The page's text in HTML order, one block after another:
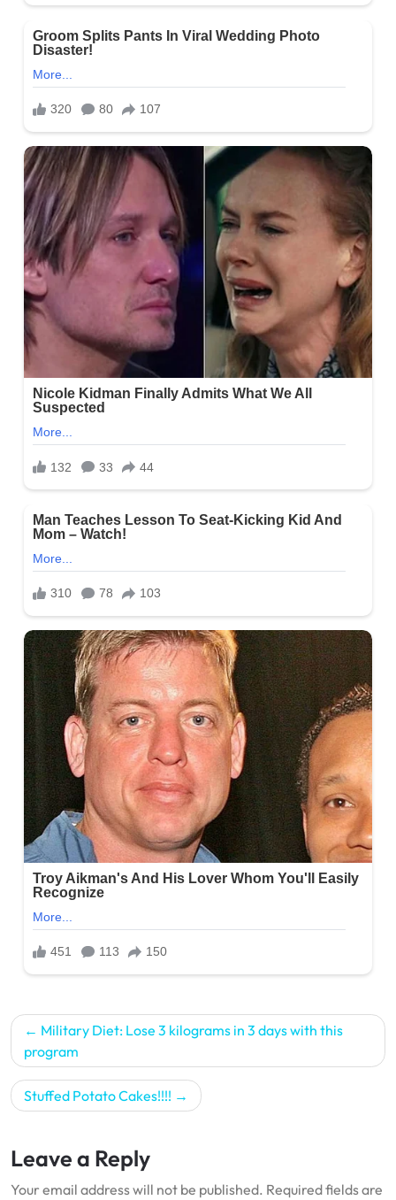
Post
navigation
Military Diet: Lose 3 kilograms in 3 days with this
program
Stuffed Potato Cakes!!!!
Leave a Reply
Your email address will not be published. Required fields are